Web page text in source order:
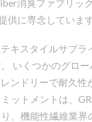
消臭ファブリッ
供に専念しています
キスタイルサプラ
いくつかのグロ
ンドリーで耐久性
ットメントは、
、機能性繊維業界